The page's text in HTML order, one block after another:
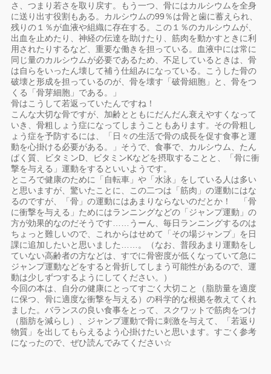
さ、つまり若さを取り戻す。もう一つ、骨にはカルシウムを全身
に送り出す役割もある。カルシウムの99％は骨と歯に蓄えられ、
残りの１％が血液や組織に存在する。この１％のカルシウムが、
出血を止めたり、神経の伝達を助けたり、筋肉を動かすときに利
用されたりするなど、重要な働きを担っている。血液中には常に
同じ量のカルシウムが必要であるため、不足しているときは、骨
は自らをいったん壊して補う仕組みになっている。こうした骨の
破壊と形成を担っているのが、骨を壊す「破骨細胞」と、骨をつ
くる「骨芽細胞」である。」
骨はこうして若返っていたんですね！
こんな大切な骨ですが、加齢とともにだんだん衰えやすくなって
いき、骨粗しょう症になってしまうこともあります。その骨粗し
ょう症を予防するには、「日々の生活で骨の成長を促す食事と運
動を心掛ける必要がある。」そうで、食事で、カルシウム、たん
ぱく質、ビタミンD、ビタミンKなどを摂取することと、「骨に衝
撃を与える」運動をするといいようです。
ところで健康のために「自転車」や「水泳」をしている人は多い
と思いますが、驚いたことに、この二つは「筋肉」の運動にはな
るのですが、「骨」の運動にはあまりならないのだとか！ 「骨
に衝撃を与える」ためにはランニングなどの「ジャンプ運動」の
方が効果的なのだそうです……うーん、毎日ランニングするのは
ちょっと難しいので、これからはせめて「その場ジャンプ」を日
課に追加したいと思いました……。（なお、普段あまり運動をし
ていない高齢者の方などは、すでに骨密度が低くなっていて急に
ジャンプ運動などをすると骨折してしまう可能性があるので、運
動は少しずつするようにしてください。）
今回の本は、自分の健康にとってすごく大切こと（脂肪量を適度
に保つ、骨に適度な衝撃を与える）の科学的な根拠を教えてくれ
ました。バランスの良い食事をとって、スクワットで筋肉をつけ
（脂肪を減らし）、ジャンプ運動で骨に刺激を与えて、「若返り
物質」を出してもらえるよう心掛けたいと思います。すごく参考
になったので、ぜひ読んでみてください☆